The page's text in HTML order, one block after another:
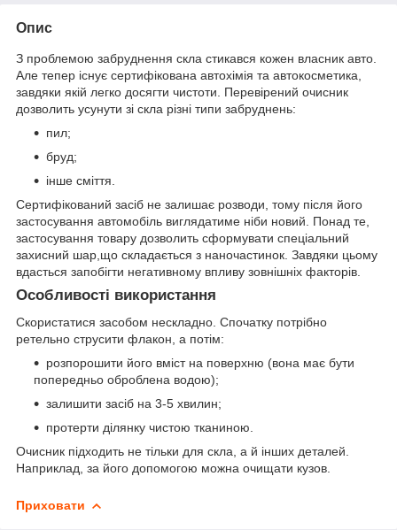
Опис
З проблемою забруднення скла стикався кожен власник авто.
Але тепер існує сертифікована автохімія та автокосметика,
завдяки якій легко досягти чистоти. Перевірений очисник
дозволить усунути зі скла різні типи забруднень:
пил;
бруд;
інше сміття.
Сертифікований засіб не залишає розводи, тому після його
застосування автомобіль виглядатиме ніби новий. Понад те,
застосування товару дозволить сформувати спеціальний
захисний шар,що складається з наночастинок. Завдяки цьому
вдасться запобігти негативному впливу зовнішніх факторів.
Особливості використання
Скористатися засобом нескладно. Спочатку потрібно
ретельно струсити флакон, а потім:
розпорошити його вміст на поверхню (вона має бути
попередньо оброблена водою);
залишити засіб на 3-5 хвилин;
протерти ділянку чистою тканиною.
Очисник підходить не тільки для скла, а й інших деталей.
Наприклад, за його допомогою можна очищати кузов.
Приховати